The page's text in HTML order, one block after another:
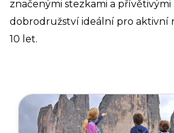
značenými stezkami a
dobrodružství ideální pro aktivní
10 let.